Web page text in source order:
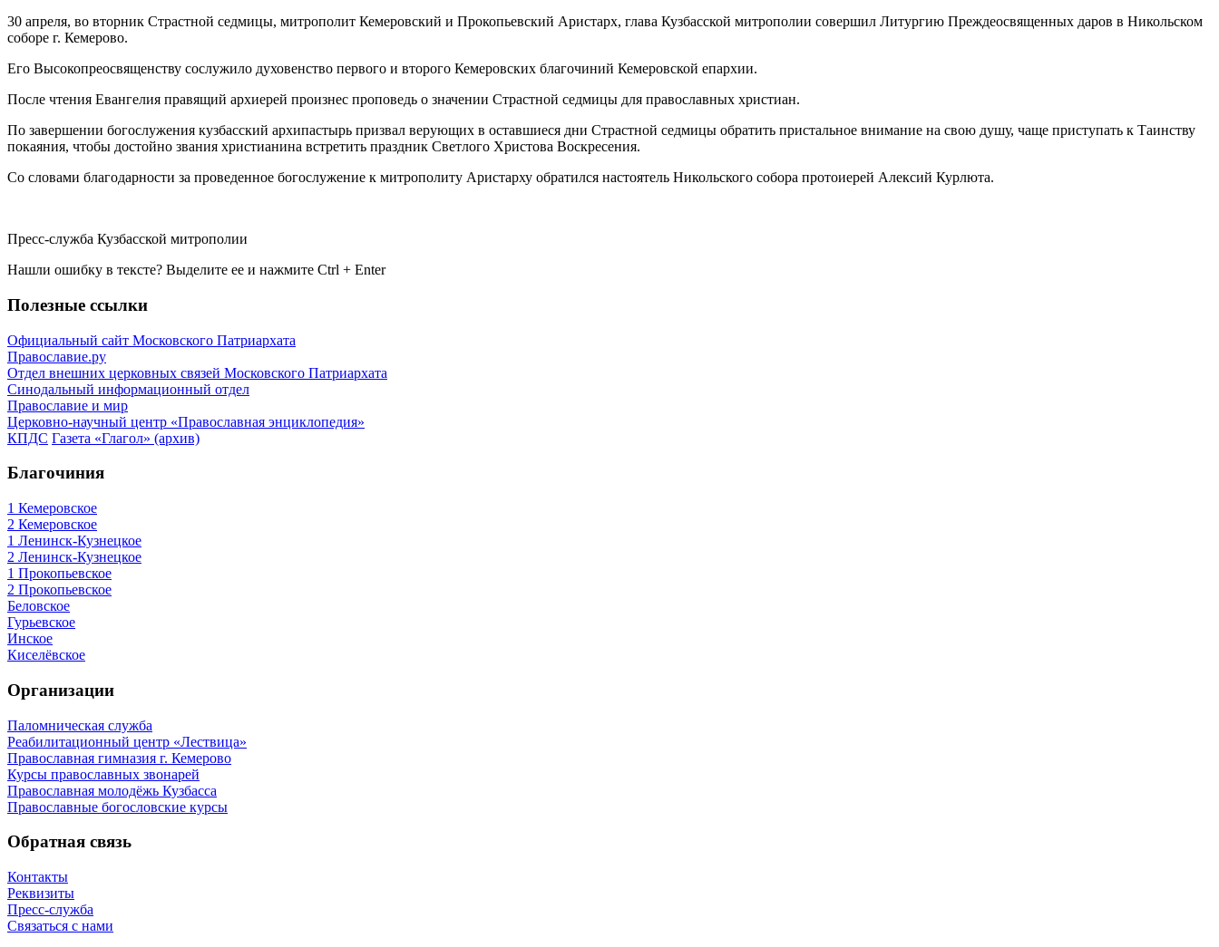
30 апреля, во вторник Страстной седмицы, митрополит Кемеровский и Прокопьевский Аристарх, глава Кузбасской митрополии совершил Литургию Преждеосвященных даров в Никольском
соборе г. Кемерово.
Его Высокопреосвященству сослужило духовенство первого и второго Кемеровских благочиний Кемеровской епархии.
После чтения Евангелия правящий архиерей произнес проповедь о значении Страстной седмицы для православных христиан.
По завершении богослужения кузбасский архипастырь призвал верующих в оставшиеся дни Страстной седмицы обратить пристальное внимание на свою душу, чаще приступать к Таинству
покаяния, чтобы достойно звания христианина встретить праздник Светлого Христова Воскресения.
Со словами благодарности за проведенное богослужение к митрополиту Аристарху обратился настоятель Никольского собора протоиерей Алексий Курлюта.
Пресс-служба Кузбасской митрополии
Нашли ошибку в тексте? Выделите ее и нажмите Ctrl + Enter
Полезные ссылки
Официальный сайт Московского Патриархата
Православие.ру
Отдел внешних церковных связей Московского Патриархата
Синодальный информационный отдел
Православие и мир
Церковно-научный центр «Православная энциклопедия»
КПДС Газета «Глагол» (архив)
Благочиния
1 Кемеровское
2 Кемеровское
1 Ленинск-Кузнецкое
2 Ленинск-Кузнецкое
1 Прокопьевское
2 Прокопьевское
Беловское
Гурьевское
Инское
Киселёвское
Организации
Паломническая служба
Реабилитационный центр «Лествица»
Православная гимназия г. Кемерово
Курсы православных звонарей
Православная молодёжь Кузбасса
Православные богословские курсы
Обратная связь
Контакты
Реквизиты
Пресс-служба
Связаться с нами